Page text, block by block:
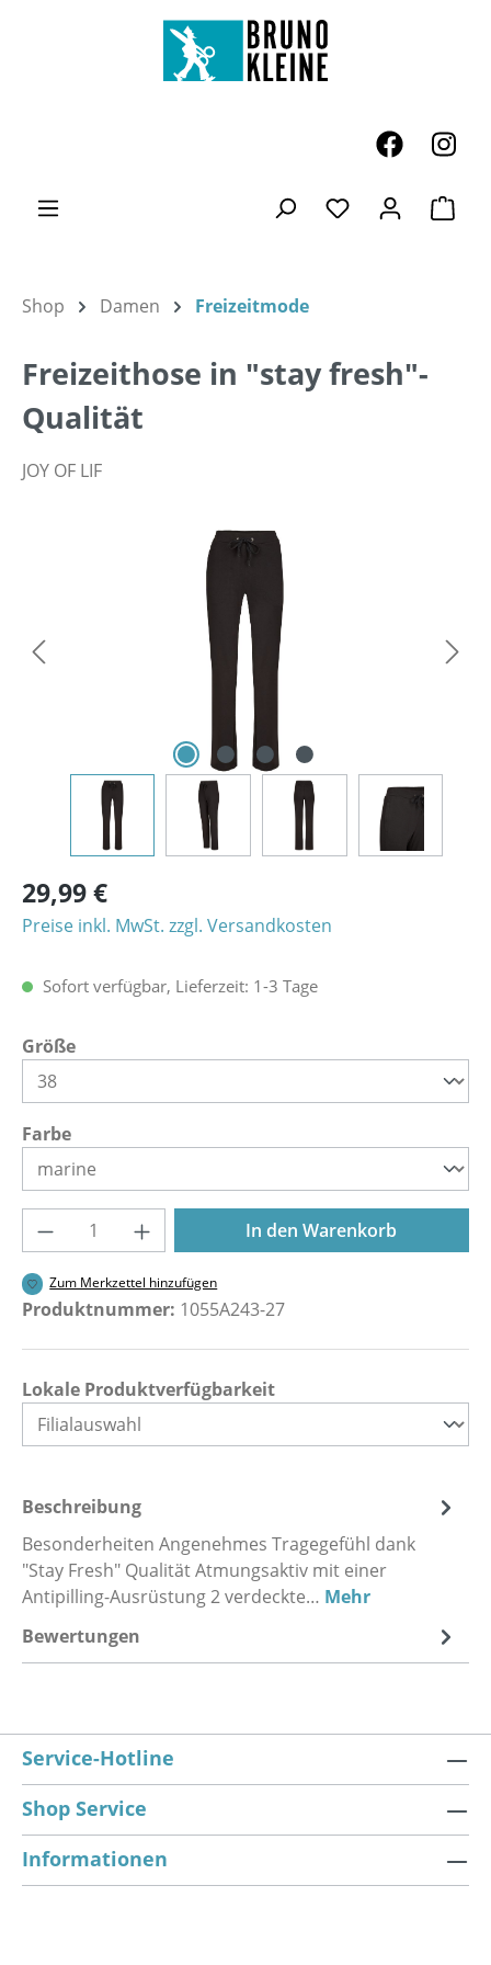
Zum Hauptinhalt springen
Du hast 0
Shop Damen Freizeitmode
Freizeithose in "stay fresh"-
Qualität
JOY OF LIF
Bildergalerie überspringen
29,99 €
Preise inkl. MwSt. zzgl. Versandkosten
Sofort verfügbar, Lieferzeit: 1-3 Tage
Größeauswählen
Farbeauswählen
Produkt Anzahl: Gib den gewünschten
In den Warenkorb
Zum Merkzettel hinzufügen
Produktnummer: 1055A243-27
Lokale Produktverfügbarkeit
Beschreibung
Besonderheiten Angenehmes Tragegefühl dank
"Stay Fresh" Qualität Atmungsaktiv mit einer
Antipilling-Ausrüstung 2 verdeckte… Mehr
Bewertungen
Service-Hotline
Shop Service
Informationen